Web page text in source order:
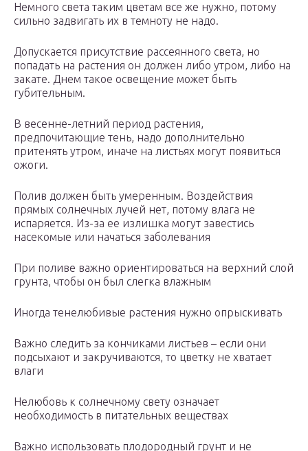
Немного света таким цветам все же нужно, потому
сильно задвигать их в темноту не надо.
Допускается присутствие рассеянного света, но
попадать на растения он должен либо утром, либо на
закате. Днем такое освещение может быть
губительным.
В весенне-летний период растения,
предпочитающие тень, надо дополнительно
притенять утром, иначе на листьях могут появиться
ожоги.
Полив должен быть умеренным. Воздействия
прямых солнечных лучей нет, потому влага не
испаряется. Из-за ее излишка могут завестись
насекомые или начаться заболевания
При поливе важно ориентироваться на верхний слой
грунта, чтобы он был слегка влажным
Иногда тенелюбивые растения нужно опрыскивать
Важно следить за кончиками листьев – если они
подсыхают и закручиваются, то цветку не хватает
влаги
Нелюбовь к солнечному свету означает
необходимость в питательных веществах
Важно использовать плодородный грунт и не